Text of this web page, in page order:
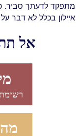
מתפקד לדעתך סביר.
איילון בכלל לא דבר
אל
רשימת